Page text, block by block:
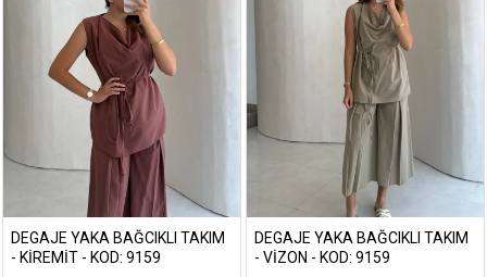
DEGAJE YAKA BAĞCIKLI TAKIM
- KIREMIT - KOD: 9159
DEGAJE YAKA BAĞCIKLI TAKIM
- VIZON - KOD: 9159